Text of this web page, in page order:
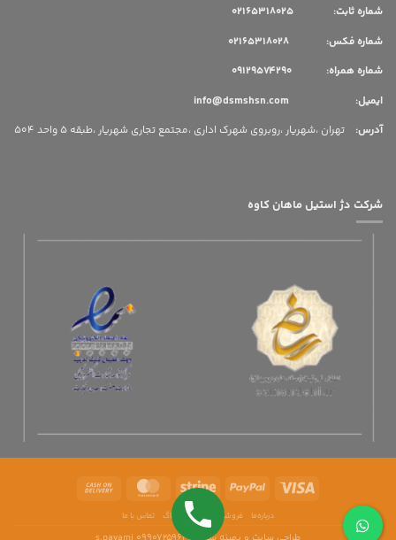
شماره ثابت:
شماره فکس: 02165318028
شماره همراه: 09129574290
ایمیل: info@dsmshsn.com
آدرس: تهران ،شهریار ،روبروی شهرک اداری ،مجتمع تجاری شهریار ،طبقه 5 واحد 504
شرکت دژ استیل ماهان کاوه
درباره‌ما فروشگاه‌ های ما وبلاگ تماس با ما